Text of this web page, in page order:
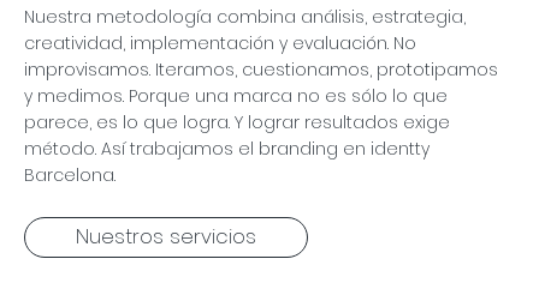
Nuestra metodología combina análisis, estrategia,
creatividad, implementación y evaluación. No
improvisamos. Iteramos, cuestionamos, prototipamos
y medimos. Porque una marca no es sólo lo que
parece, es lo que logra. Y lograr resultados exige
método. Así trabajamos el branding en identty
Barcelona.
Nuestros servicios